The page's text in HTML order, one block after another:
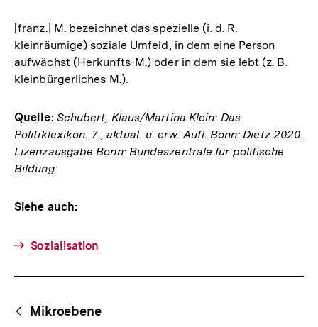
[franz.] M. bezeichnet das spezielle (i. d. R.
kleinräumige) soziale Umfeld, in dem eine Person
aufwächst (Herkunfts-M.) oder in dem sie lebt (z. B.
kleinbürgerliches M.).
Quelle: Schubert, Klaus/Martina Klein: Das
Politiklexikon. 7., aktual. u. erw. Aufl. Bonn: Dietz 2020.
Lizenzausgabe Bonn: Bundeszentrale für politische
Bildung.
Siehe auch:
Sozialisation
Begriffsnavigation
Content-
Navigation
Mikroebene